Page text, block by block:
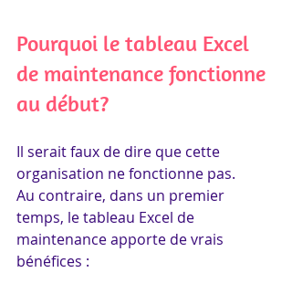
Pourquoi le tableau Excel
de maintenance fonctionne
au début?
Il serait faux de dire que cette
organisation ne fonctionne pas.
Au contraire, dans un premier
temps, le tableau Excel de
maintenance apporte de vrais
bénéfices :